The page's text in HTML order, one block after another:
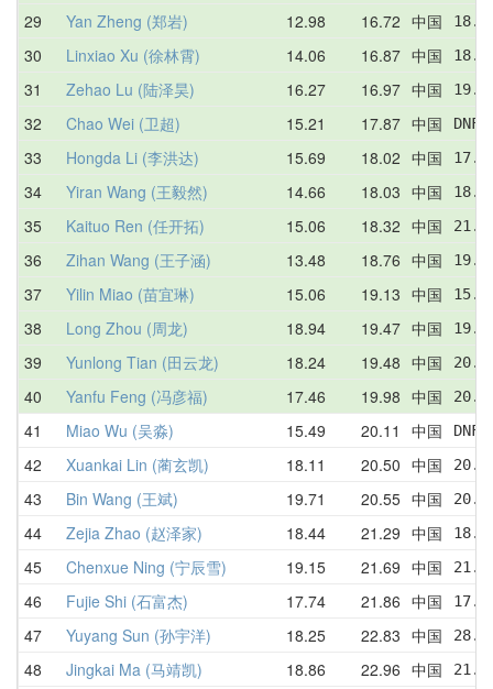
29 Yan Zheng (郑岩) 12.98 16.72 中国
30 Linxiao Xu (徐林霄) 14.06 16.87 中国
31 Zehao Lu (陆泽昊) 16.27 16.97 中国
32 Chao Wei (卫超) 15.21 17.87 中国
33 Hongda Li (李洪达) 15.69 18.02 中国
34 Yiran Wang (王毅然) 14.66 18.03 中国
35 Kaituo Ren (任开拓) 15.06 18.32 中国
36 Zihan Wang (王子涵) 13.48 18.76 中国
37 Yilin Miao (苗宜琳) 15.06 19.13 中国
38 Long Zhou (周龙) 18.94 19.47 中国
39 Yunlong Tian (田云龙) 18.24 19.48 中国
40 Yanfu Feng (冯彦福) 17.46 19.98 中国
41 Miao Wu (吴淼) 15.49 20.11 中国
42 Xuankai Lin (蔺玄凯) 18.11 20.50 中国
43 Bin Wang (王斌) 19.71 20.55 中国
44 Zejia Zhao (赵泽家) 18.44 21.29 中国
45 Chenxue Ning (宁辰雪) 19.15 21.69 中国
46 Fujie Shi (石富杰) 17.74 21.86 中国
47 Yuyang Sun (孙宇洋) 18.25 22.83 中国
48 Jingkai Ma (马靖凯) 18.86 22.96 中国